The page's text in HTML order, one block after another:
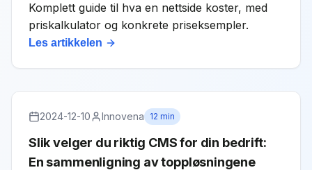
Komplett guide til hva en nettside koster, med
priskalkulator og konkrete priseksempler.
Les artikkelen
2024-12-10 Innovena 12 min
Slik velger du riktig CMS for din bedrift:
En sammenligning av toppløsningene